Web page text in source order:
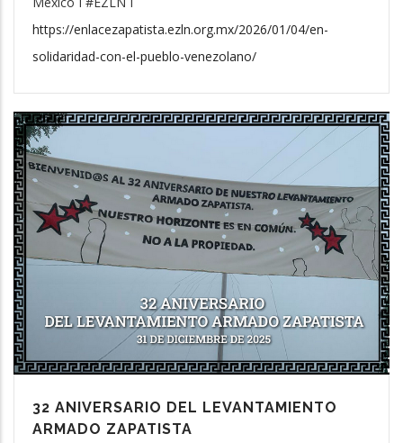
https://enlacezapatista.ezln.org.mx/2026/01/04/en-
solidaridad-con-el-pueblo-venezolano/
32 ANIVERSARIO DEL LEVANTAMIENTO
ARMADO ZAPATISTA